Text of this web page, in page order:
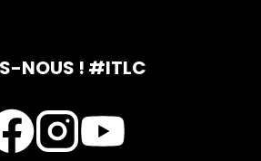
NOUS ! #ITLC